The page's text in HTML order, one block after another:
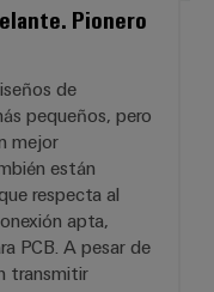
Pionero
de
pequeños, pero
mejor
están
respecta al
apta,
PCB. A pesar de
transmitir